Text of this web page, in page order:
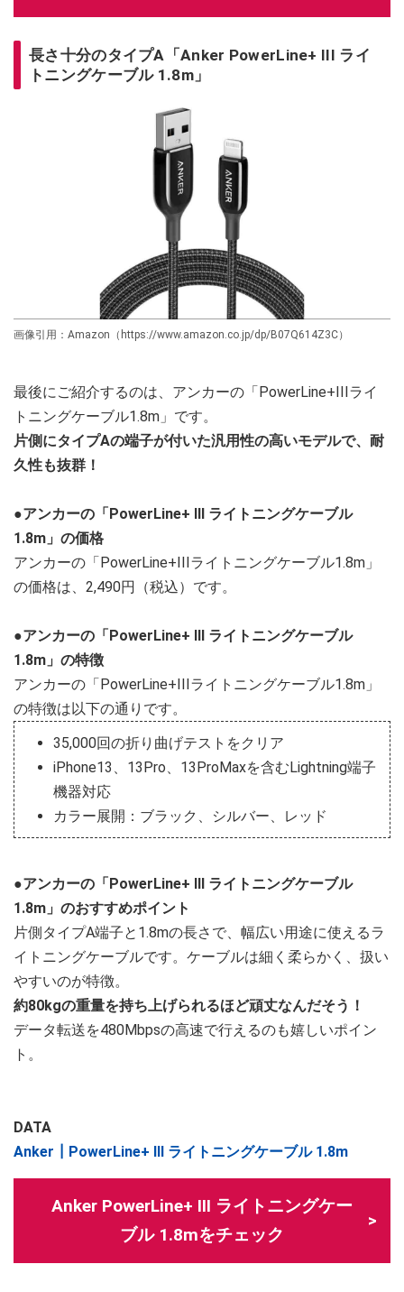
長さ十分のタイプA「Anker PowerLine+ III ライ
トニングケーブル 1.8m」
画像引用：Amazon（https://www.amazon.co.jp/dp/B07Q614Z3C）
最後にご紹介するのは、アンカーの「PowerLine+IIIライ
トニングケーブル1.8m」です。
片側にタイプAの端子が付いた汎用性の高いモデルで、耐
久性も抜群！
●アンカーの「PowerLine+ III ライトニングケーブル
1.8m」の価格
アンカーの「PowerLine+IIIライトニングケーブル1.8m」
の価格は、2,490円（税込）です。
●アンカーの「PowerLine+ III ライトニングケーブル
1.8m」の特徴
アンカーの「PowerLine+IIIライトニングケーブル1.8m」
の特徴は以下の通りです。
35,000回の折り曲げテストをクリア
iPhone13、13Pro、13ProMaxを含むLightning端子
機器対応
カラー展開：ブラック、シルバー、レッド
●アンカーの「PowerLine+ III ライトニングケーブル
1.8m」のおすすめポイント
片側タイプA端子と1.8mの長さで、幅広い用途に使えるラ
イトニングケーブルです。ケーブルは細く柔らかく、扱い
やすいのが特徴。
約80kgの重量を持ち上げられるほど頑丈なんだそう！
データ転送を480Mbpsの高速で行えるのも嬉しいポイン
ト。
DATA
Anker┃PowerLine+ III ライトニングケーブル 1.8m
Anker PowerLine+ III ライトニングケー
ブル 1.8mをチェック